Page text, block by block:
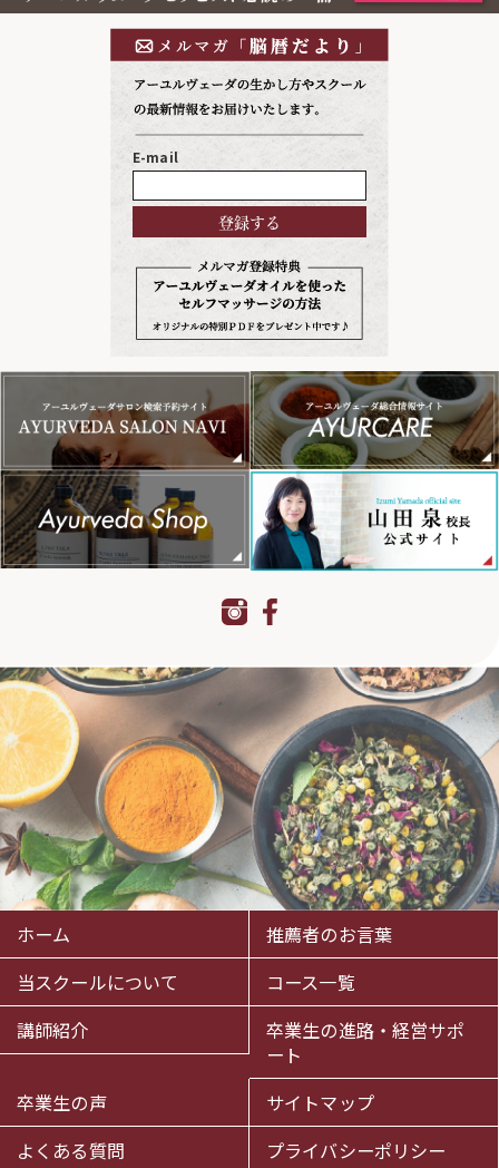
E-mail
ホーム
推薦者のお言葉
当スクールについて
コース一覧
講師紹介
卒業生の進路・経営サポ
ート
卒業生の声
サイトマップ
よくある質問
プライバシーポリシー